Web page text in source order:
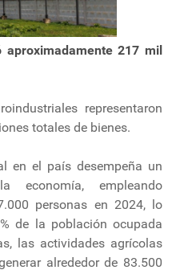
aproximadamente 217 mil
representaron
totales de bienes.
en el país desempeña un
economía, empleando
personas en 2024, lo
de la población ocupada
las actividades agrícolas
alrededor de 83.500